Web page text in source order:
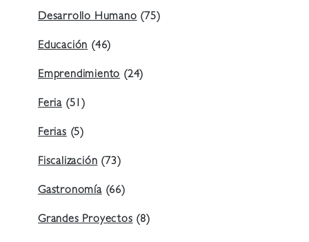
Desarrollo Humano (75)
Educación (46)
Emprendimiento (24)
Feria (51)
Ferias (5)
Fiscalización (73)
Gastronomía(66)
Grandes Proyectos (8)